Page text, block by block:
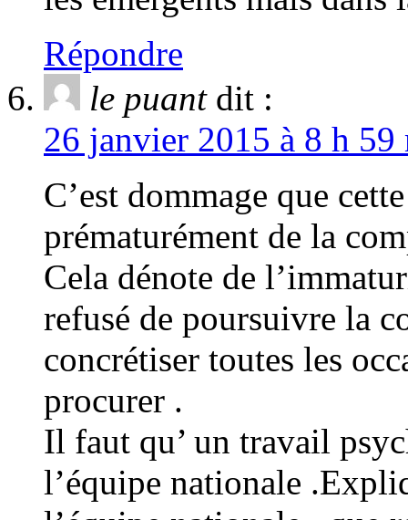
Répondre
le puant dit :
26 janvier 2015 à 8 h
C’est dommage que
prématurément de la
Cela dénote de
refusé de poursuivre la
concrétiser toutes les
procurer .
Il faut qu’ un travail
l’équipe nationale